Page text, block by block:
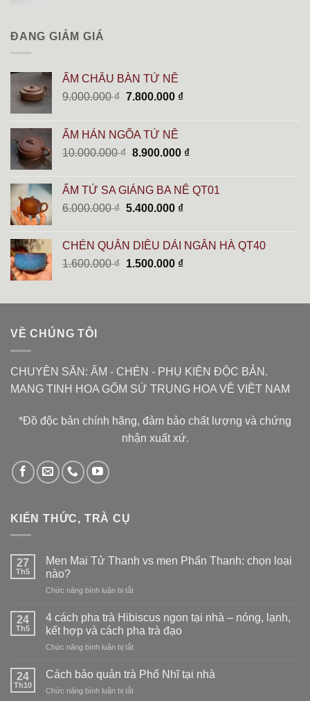
ĐANG GIẢM GIÁ
ẤM CHÂU BÀN TỬ NÊ
9.000.000₫ Giá
9.000.000 ₫.
7.800.000 ₫Giá
7.800.000 ₫.
ẤM HÁN NGÕA TỬ NÊ
10.000.000₫ Giá
là:
10.000.000 ₫.
8.900.000 ₫Giá
là:
ẤM TỬ SA GIÁNG BA NÊ QT01
6.000.000₫ Giá
6.000.000 ₫.
5.400.000 ₫Giá
là:
5.400.000 ₫.
CHÉN QUÂN DIÊU DẢI NGÂN HÀ QT40
1.600.000₫ Giá
1.600.000 ₫.
1.500.000 ₫Giá
là:
VỀ CHÚNG TÔI
CHUYÊN SĂN: ẤM - CHÉN - PHỤ KIỆN ĐỘC BẢN.
MANG TINH HOA GỐM SỨ TRUNG HOA VỀ VIỆT NAM
*Đồ độc bản chính hãng, đảm bảo chất lượng và chứng
nhận xuất xứ.
KIẾN THỨC, TRÀ CỤ
27
Th5
Men Mai Tử Thanh vs men Phấn Thanh: chọn loại
nào?
Chức năng bình luận bị tắtở
Mai
Tử
Thanh
vs
Phấn
chọn
24
Th5
4 cách pha trà Hibiscus ngon tại nhà – nóng, lạnh,
kết hợp và cách pha trà đạo
Chức năng bình luận bị tắtở
cách
trà
24
Th10
Cách bảo quản trà Phổ Nhĩ tại nhà
Chức năng bình luận bị tắtở